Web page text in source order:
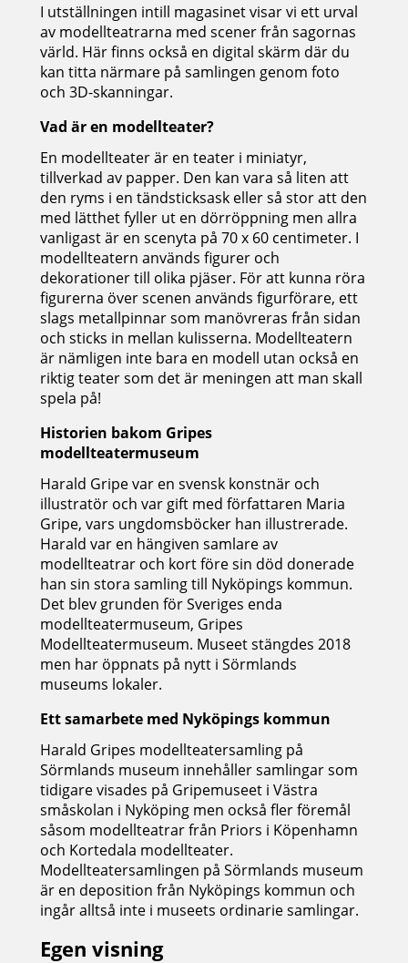
I utställningen intill magasinet visar vi ett urval
av modellteatrarna med scener från sagornas
värld. Här finns också en digital skärm där du
kan titta närmare på samlingen genom foto
och 3D-skanningar.
Vad är en modellteater?
En modellteater är en teater i miniatyr,
tillverkad av papper. Den kan vara så liten att
den ryms i en tändsticksask eller så stor att den
med lätthet fyller ut en dörröppning men allra
vanligast är en scenyta på 70 x 60 centimeter. I
modellteatern används figurer och
dekorationer till olika pjäser. För att kunna röra
figurerna över scenen används figurförare, ett
slags metallpinnar som manövreras från sidan
och sticks in mellan kulisserna. Modellteatern
är nämligen inte bara en modell utan också en
riktig teater som det är meningen att man skall
spela på!
Historien bakom Gripes
modellteatermuseum
Harald Gripe var en svensk konstnär och
illustratör och var gift med författaren Maria
Gripe, vars ungdomsböcker han illustrerade.
Harald var en hängiven samlare av
modellteatrar och kort före sin död donerade
han sin stora samling till Nyköpings kommun.
Det blev grunden för Sveriges enda
modellteatermuseum, Gripes
Modellteatermuseum. Museet stängdes 2018
men har öppnats på nytt i Sörmlands
museums lokaler.
Ett samarbete med Nyköpings kommun
Harald Gripes modellteatersamling på
Sörmlands museum innehåller samlingar som
tidigare visades på Gripemuseet i Västra
småskolan i Nyköping men också fler föremål
såsom modellteatrar från Priors i Köpenhamn
och Kortedala modellteater.
Modellteatersamlingen på Sörmlands museum
är en deposition från Nyköpings kommun och
ingår alltså inte i museets ordinarie samlingar.
Egen visning